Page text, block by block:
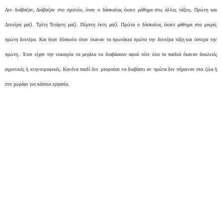
Δεν διάβαζαν; Διάβαζαν στο σχολείο, όταν ο δάσκαλος έκανε μάθημα στις άλλες τάξεις. Πρώτη και
Δευτέρα μαζί. Τρίτη Τετάρτη μαζί. Πέμπτη έκτη μαζί. Πρώτα ο δάσκαλος έκανε μάθημα στα μικρά,
πρώτη δευτέρα. Και ήταν δύσκολο όταν έκαναν τα πρωτάκια πρώτα την δευτέρα τάξη και ύστερα την
πρώτη.. Έτσι είχαν την ευκαιρία τα μεγάλα να διαβάσουν αφού τότε όλα τα παιδιά έκαναν δουλειές
αγροτικές ή κτηνοτροφικές. Κανένα παιδί δεν μπορούσε να διαβάσει αν πρώτα δεν πήγαιναν στα ζώα ή
στο χωράφι για κάποια εργασία.